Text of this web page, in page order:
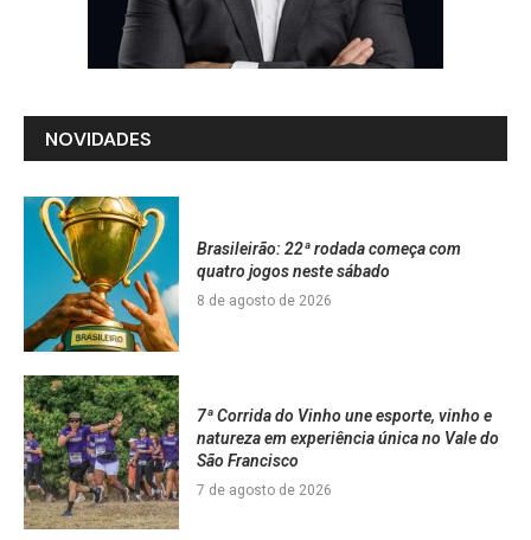
NOVIDADES
Brasileirão: 22ª rodada começa com
quatro jogos neste sábado
8 de agosto de 2026
7ª Corrida do Vinho une esporte, vinho e
natureza em experiência única no Vale do
São Francisco
7 de agosto de 2026